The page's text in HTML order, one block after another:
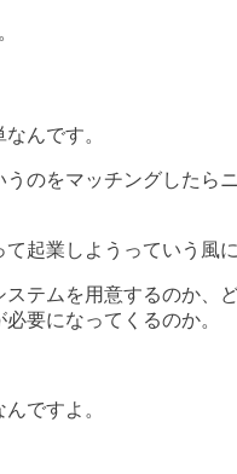
んです。
のをマッチングした
起業しようっていう風に
テムを用意するのか
要になってくるのか。
ですよ。